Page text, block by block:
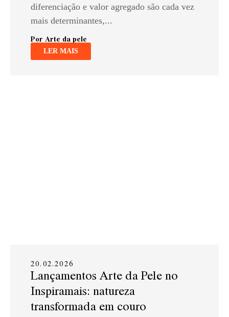
diferenciação e valor agregado são cada vez
mais determinantes,...
Por Arte da pele
LER MAIS
20.02.2026
Lançamentos Arte da Pele no
Inspiramais: natureza
transformada em couro